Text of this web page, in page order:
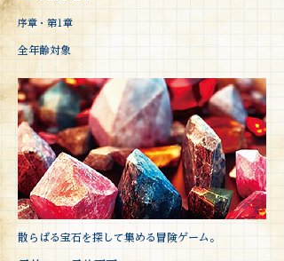
序章・第1章
全年齢対象
散らばる宝石を探して集める冒険ゲーム。